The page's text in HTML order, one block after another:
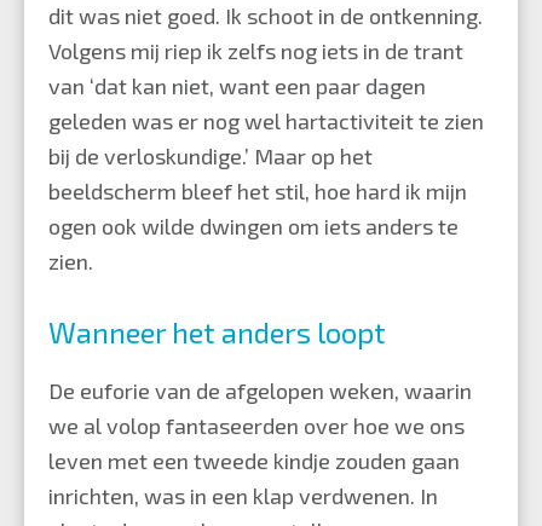
dit was niet goed. Ik schoot in de ontkenning.
Volgens mij riep ik zelfs nog iets in de trant
van ‘dat kan niet, want een paar dagen
geleden was er nog wel hartactiviteit te zien
bij de verloskundige.’ Maar op het
beeldscherm bleef het stil, hoe hard ik mijn
ogen ook wilde dwingen om iets anders te
zien.
Wanneer het anders loopt
De euforie van de afgelopen weken, waarin
we al volop fantaseerden over hoe we ons
leven met een tweede kindje zouden gaan
inrichten, was in een klap verdwenen. In